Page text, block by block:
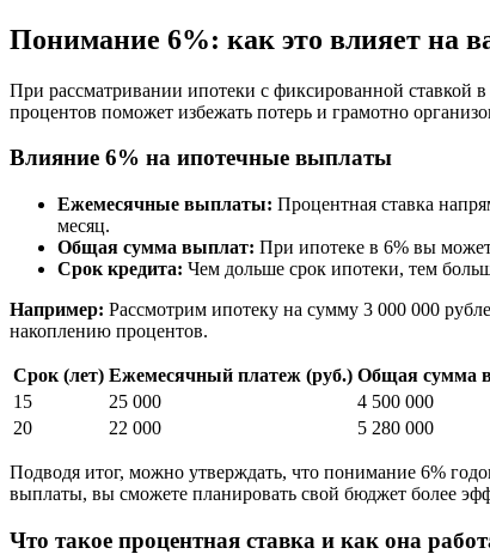
Понимание 6%: как это влияет на
При рассматривании ипотеки с фиксированной ставкой
процентов поможет избежать потерь и грамотно
Влияние 6% на ипотечные выплаты
Ежемесячные выплаты: Процентная ставка
месяц.
Общая сумма выплат: При ипотеке в 6% вы
Срок кредита: Чем дольше срок ипотеки, тем
Например: Рассмотрим ипотеку на сумму 3 000 000
накоплению процентов.
Срок (лет) Ежемесячный платеж (руб.) Общая сумма
15
25 000
4 500 000
20
22 000 5 280 000
Подводя итог, можно утверждать, что понимание 6%
выплаты, вы сможете планировать свой бюджет более
Что такое процентная ставка и как она